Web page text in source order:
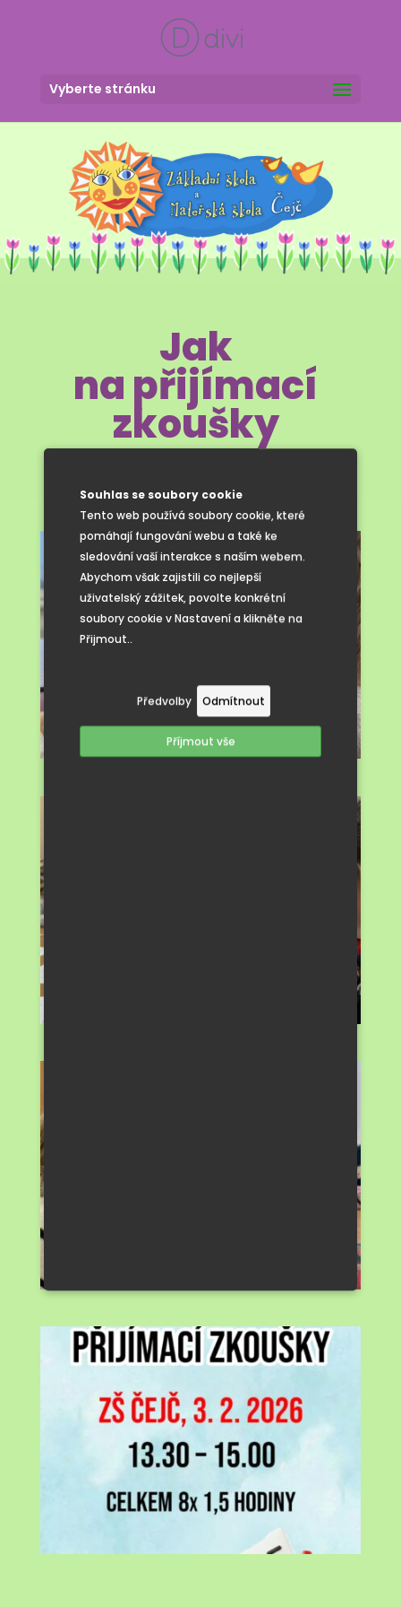
Souhlas se soubory cookie
Tento web používá soubory cookie, které
pomáhají fungování webu a také ke
sledování vaší interakce s naším webem.
Abychom však zajistili co nejlepší
uživatelský zážitek, povolte konkrétní
soubory cookie v Nastavení a klikněte na
Přijmout..
Předvolby Odmítnout
Příjmout vše
Vyberte stránku
Jak
na přijímací
zkoušky